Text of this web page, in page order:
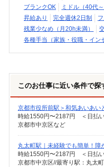
ブランクOK
ミドル（40代
昇給あり
完全週休2日制
残業少なめ（月20h未満）
各種手当（家族・役職・イン
このお仕事に近い条件で探
京都市役所前駅＞和気あいあい
時給1550円〜2187円 ＜日払い
京都市中京区など
丸太町駅｜未経験でも簡単！
時給1550円〜2187円 ＜日払い
京都市中京区//最寄り駅：丸太町